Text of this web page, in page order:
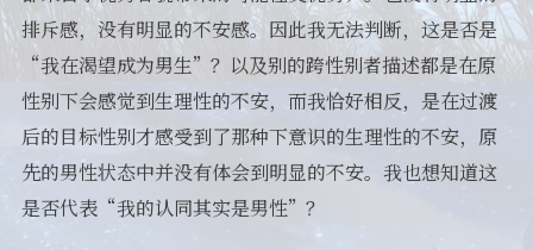
排斥感，没有明显的不安感。因此我无法判断，这是否是
“我在渴望成为男生”？以及别的跨性别者描述都是在原
性别下会感觉到生理性的不安，而我恰好相反，是在过渡
后的目标性别才感受到了那种下意识的生理性的不安，原
先的男性状态中并没有体会到明显的不安。我也想知道这
是否代表“我的认同其实是男性”？